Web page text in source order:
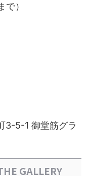
）
3-5-1 御堂筋グラ
GALLERY